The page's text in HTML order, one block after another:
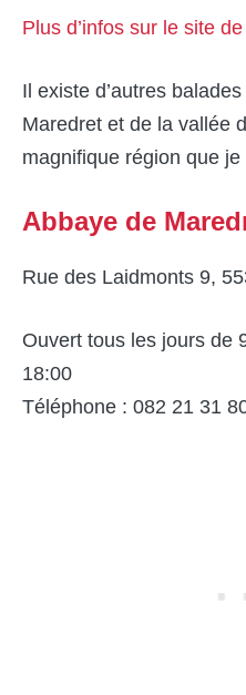
Plus d’infos sur le site
Il existe d’autres
Maredret et de la vallée
magnifique région que je
Abbaye de
Rue des Laidmonts 9,
Ouvert tous les jours de
18:00
Téléphone : 082 21 31